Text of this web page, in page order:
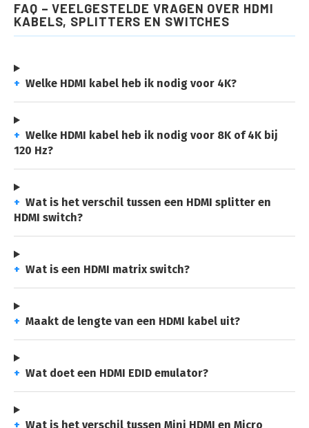
FAQ – VEELGESTELDE VRAGEN OVER HDMI
KABELS, SPLITTERS EN SWITCHES
+ Welke HDMI kabel heb ik nodig voor 4K?
+ Welke HDMI kabel heb ik nodig voor 8K of 4K bij
120 Hz?
+ Wat is het verschil tussen een HDMI splitter en
HDMI switch?
+ Wat is een HDMI matrix switch?
+ Maakt de lengte van een HDMI kabel uit?
+ Wat doet een HDMI EDID emulator?
+ Wat is het verschil tussen Mini HDMI en Micro